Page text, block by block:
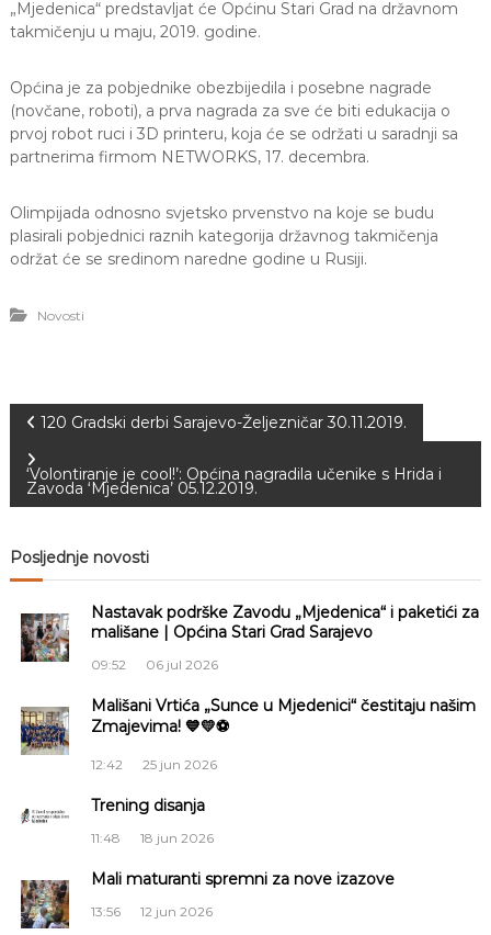
„Mjedenica“ predstavljat će Općinu Stari Grad na državnom
takmičenju u maju, 2019. godine.
Općina je za pobjednike obezbijedila i posebne nagrade
(novčane, roboti), a prva nagrada za sve će biti edukacija o
prvoj robot ruci i 3D printeru, koja će se održati u saradnji sa
partnerima firmom NETWORKS, 17. decembra.
Olimpijada odnosno svjetsko prvenstvo na koje se budu
plasirali pobjednici raznih kategorija državnog takmičenja
održat će se sredinom naredne godine u Rusiji.
Novosti
N
a
i
g
a
c
a
č
120 Gradski derbi Sarajevo-Željezničar 30.11.2019.
‘Volontiranje je cool!’: Općina nagradila učenike s Hrida i
Zavoda ‘Mjedenica’ 05.12.2019.
Posljednje novosti
Nastavak podrške Zavodu „Mjedenica“ i paketići za
mališane | Općina Stari Grad Sarajevo
09:52 06 jul 2026
Mališani Vrtića „Sunce u Mjedenici“ čestitaju našim
Zmajevima! 💙💛⚽
12:42 25 jun 2026
Trening disanja
11:48 18 jun 2026
Mali maturanti spremni za nove izazove
13:56 12 jun 2026